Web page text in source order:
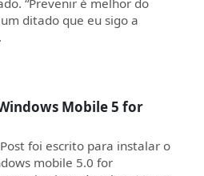
ditado que eu sigo a
Mobile 5 for
foi escrito para instalar o
mobile 5.0 for